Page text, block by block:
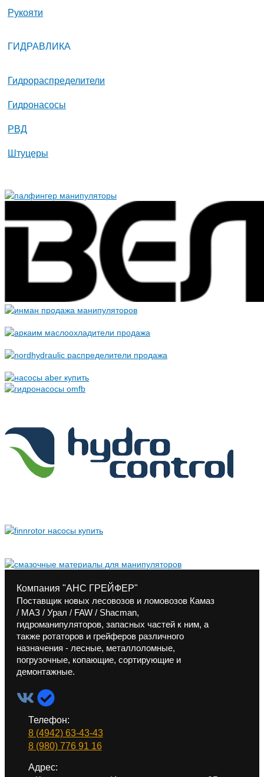
Рукояти
ГИДРАВЛИКА
Гидрораспределители
Гидронасосы
РВД
Штуцеры
Компания "АНС ГРЕЙФЕР"
Поставщик новых лесовозов и ломовозов Камаз
/ МАЗ / Урал / FAW / Shacman,
гидроманипуляторов, запасных частей к ним, а
также ротаторов и грейферов различного
назначения - лесные, металлоломные,
погрузочные, копающие, сортирующие и
демонтажные.
Телефон:
8 (4942) 63-43-43
8 (980) 776 91 16
Адрес: